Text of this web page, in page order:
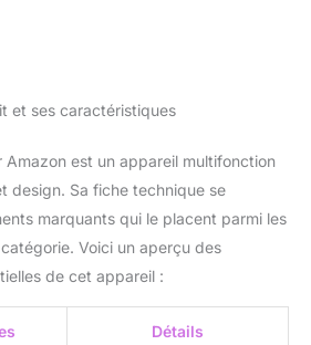
et ses caractéristiques
Amazon est un appareil multifonction
design. Sa fiche technique se
marquants qui le placent parmi les
Voici un aperçu des
de cet appareil :
Détails